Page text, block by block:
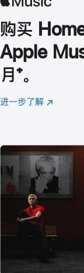
购买
Apple
月 脚
注
⁺。
进一步了解 Apple
(在
口
中
打
开)